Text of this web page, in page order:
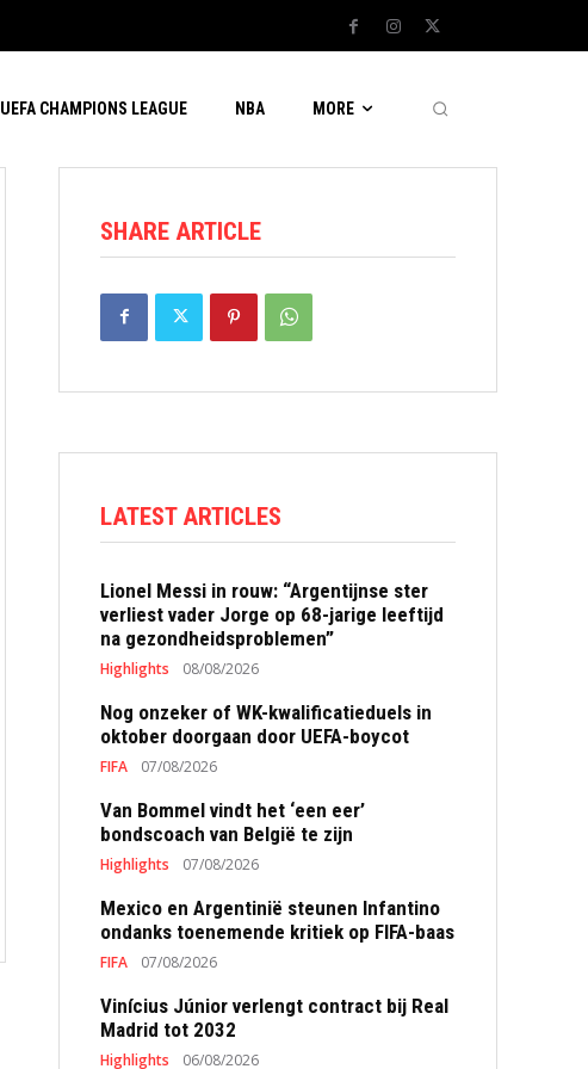
UEFA CHAMPIONS LEAGUE NBA MORE
SHARE ARTICLE
LATEST ARTICLES
Lionel Messi in rouw: “Argentijnse ster
verliest vader Jorge op 68-jarige leeftijd
na gezondheidsproblemen”
Highlights 08/08/2026
Nog onzeker of WK-kwalificatieduels in
oktober doorgaan door UEFA-boycot
FIFA 07/08/2026
Van Bommel vindt het ‘een eer’
bondscoach van België te zijn
Highlights 07/08/2026
Mexico en Argentinië steunen Infantino
ondanks toenemende kritiek op FIFA-baas
FIFA 07/08/2026
Vinícius Júnior verlengt contract bij Real
Madrid tot 2032
Highlights 06/08/2026